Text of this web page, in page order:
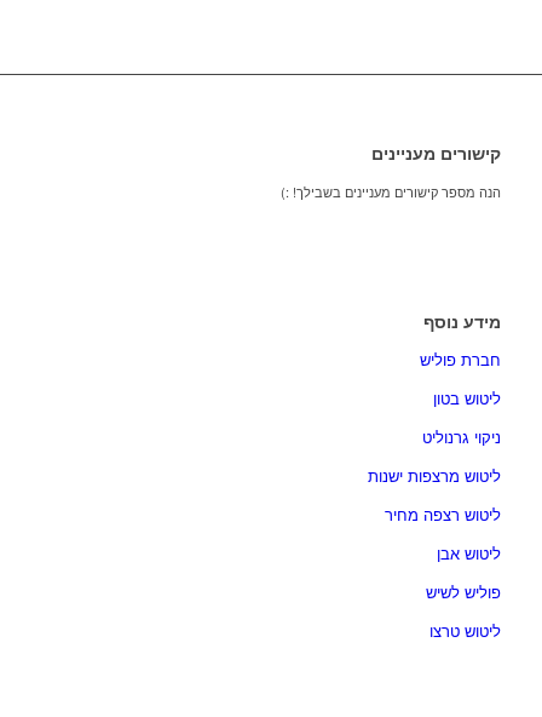
קישורים מעניינים
הנה מספר קישורים מעניינים בשבילך! :)
מידע נוסף
חברת פוליש
ליטוש בטון
ניקוי גרנוליט
ליטוש מרצפות ישנות
ליטוש רצפה מחיר
ליטוש אבן
פוליש לשיש
ליטוש טרצו